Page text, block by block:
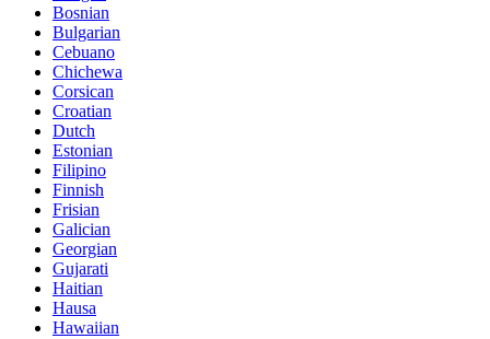
Bosnian
Bulgarian
Cebuano
Chichewa
Corsican
Croatian
Dutch
Estonian
Filipino
Finnish
Frisian
Galician
Georgian
Gujarati
Haitian
Hausa
Hawaiian